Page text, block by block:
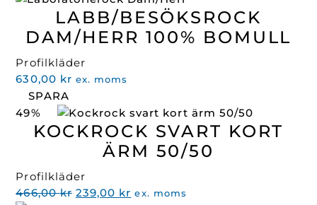
LABB/BESÖKSROCK
DAM/HERR 100% BOMULL
Profilkläder
630,00 kr ex. moms
SPARA
49%
KOCKROCK SVART KORT
ÄRM 50/50
Profilkläder
466,00kr Det
239,00 kr Det
ex. moms